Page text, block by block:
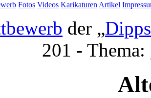
Fotos Videos Karikaturen Artikel
der „
201 - Thema: